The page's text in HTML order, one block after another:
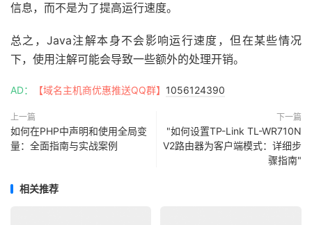
信息，而不是为了提高运行速度。
总之，Java注解本身不会影响运行速度，但在某些情况
下，使用注解可能会导致一些额外的处理开销。
AD： 【域名主机商优惠推送QQ群】 1056124390
上一篇
如何在PHP中声明和使用全局变
量：全面指南与实战案例
下一篇
"如何设置TP-Link TL-WR710N
V2路由器为客户端模式：详细步
骤指南"
相关推荐